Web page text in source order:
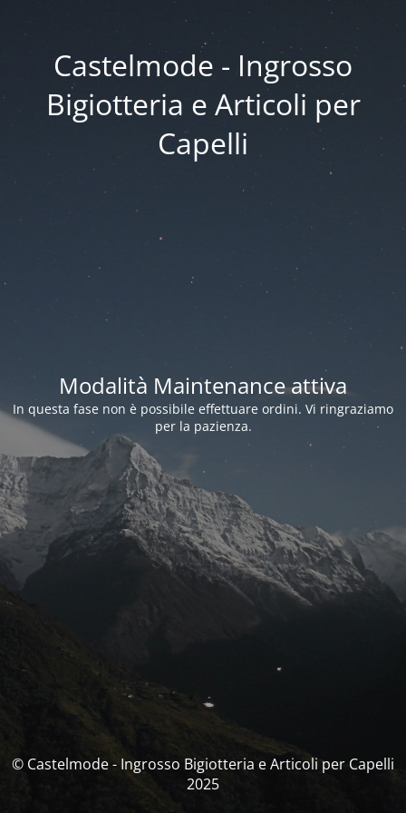
Castelmode - Ingrosso
Bigiotteria e Articoli per
Capelli
Modalità Maintenance attiva
In questa fase non è possibile effettuare ordini. Vi ringraziamo
per la pazienza.
© Castelmode - Ingrosso Bigiotteria e Articoli per Capelli
2025